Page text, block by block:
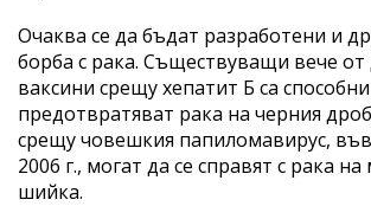
Очаква се да бъдат разработени и
борба с рака. Съществуващи вече от
ваксини срещу хепатит Б са
предотвратяват рака на черния
срещу човешкия папиломавирус,
2006 г., могат да се справят с рака
шийка.